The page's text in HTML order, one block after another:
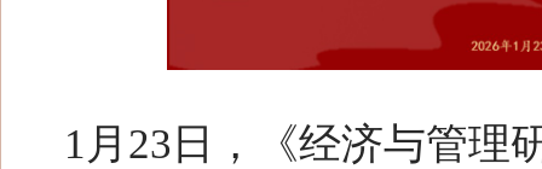
1月23日，《经济与管理